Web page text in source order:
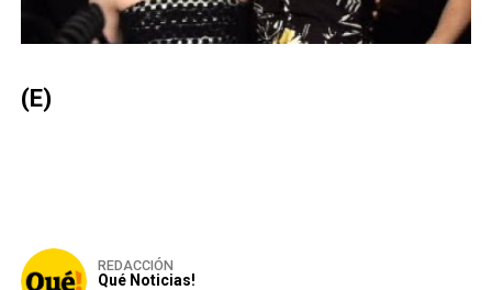
(E)
REDACCIÓN
Qué Noticias!